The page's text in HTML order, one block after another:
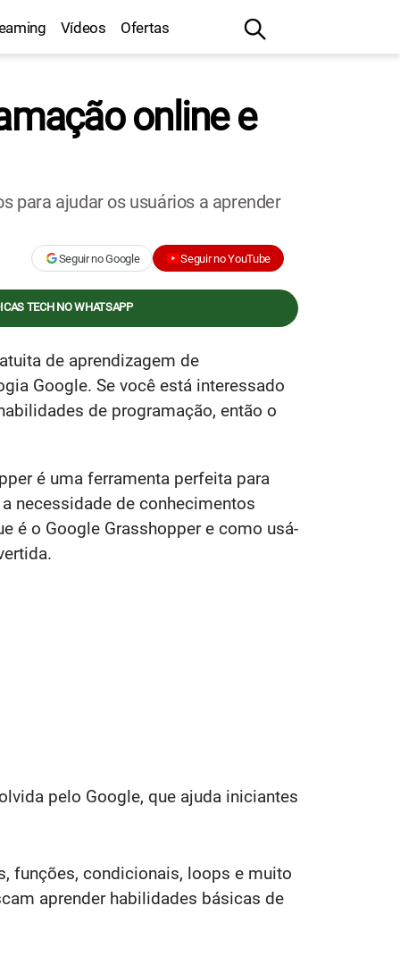
Vídeos Ofertas
online e
para ajudar os usuários a aprender
Seguir no Google Seguir no YouTube
TECH NO WHATSAPP
de aprendizagem de
Google. Se você está interessado
de programação, então o
é uma ferramenta perfeita para
necessidade de conhecimentos
é o Google Grasshopper e como usá-
pelo Google, que ajuda iniciantes
funções, condicionais, loops e muito
aprender habilidades básicas de